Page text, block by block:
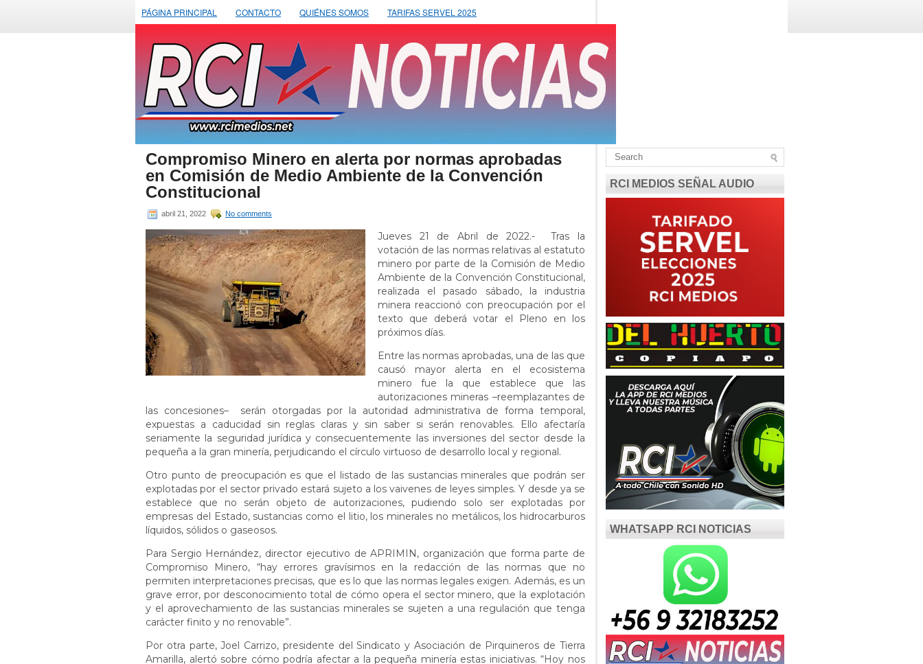
PÁGINA PRINCIPAL CONTACTO QUIÉNES SOMOS TARIFAS SERVEL 2025
Compromiso Minero en alerta por normas aprobadas
en Comisión de Medio Ambiente de la Convención
Constitucional
abril 21, 2022 No comments
Jueves 21 de Abril de 2022.- Tras la
votación de las normas relativas al estatuto
minero por parte de la Comisión de Medio
Ambiente de la Convención Constitucional,
realizada el pasado sábado, la industria
minera reaccionó con preocupación por el
texto que deberá votar el Pleno en los
próximos días.
Entre las normas aprobadas, una de las que
causó mayor alerta en el ecosistema
minero fue la que establece que las
autorizaciones mineras –reemplazantes de
las concesiones– serán otorgadas por la autoridad administrativa de forma temporal,
expuestas a caducidad sin reglas claras y sin saber si serán renovables. Ello afectaría
seriamente la seguridad jurídica y consecuentemente las inversiones del sector desde la
pequeña a la gran minería, perjudicando el círculo virtuoso de desarrollo local y regional.
Otro punto de preocupación es que el listado de las sustancias minerales que podrán ser
explotadas por el sector privado estará sujeto a los vaivenes de leyes simples. Y desde ya se
establece que no serán objeto de autorizaciones, pudiendo solo ser explotadas por
empresas del Estado, sustancias como el litio, los minerales no metálicos, los hidrocarburos
líquidos, sólidos o gaseosos.
Para Sergio Hernández, director ejecutivo de APRIMIN, organización que forma parte de
Compromiso Minero, “hay errores gravísimos en la redacción de las normas que no
permiten interpretaciones precisas, que es lo que las normas legales exigen. Además, es un
grave error, por desconocimiento total de cómo opera el sector minero, que la explotación
y el aprovechamiento de las sustancias minerales se sujeten a una regulación que tenga
carácter finito y no renovable”.
Por otra parte, Joel Carrizo, presidente del Sindicato y Asociación de Pirquineros de Tierra
Amarilla, alertó sobre cómo podría afectar a la pequeña minería estas iniciativas. “Hoy nos
RCI MEDIOS SEÑAL AUDIO
WHATSAPP RCI NOTICIAS